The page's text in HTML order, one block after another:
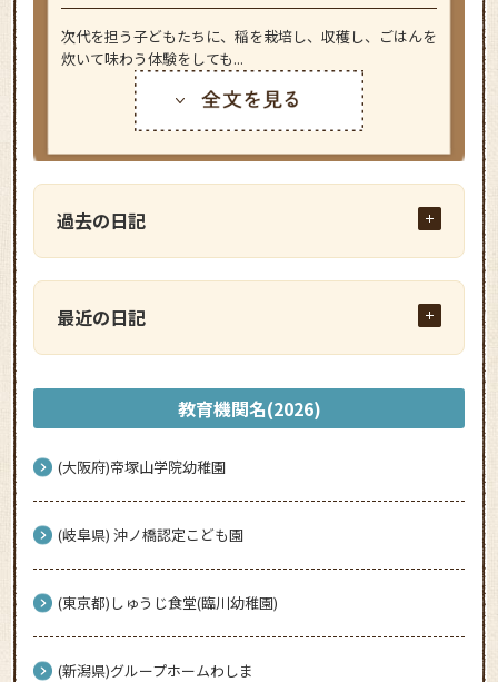
次代を担う子どもたちに、稲を栽培し、収穫し、ごはんを
炊いて味わう体験をしても...
過去の日記
最近の日記
教育機関名(2026)
(大阪府)帝塚山学院幼稚園
(岐阜県) 沖ノ橋認定こども園
(東京都)しゅうじ食堂(臨川幼稚園)
(新潟県)グループホームわしま